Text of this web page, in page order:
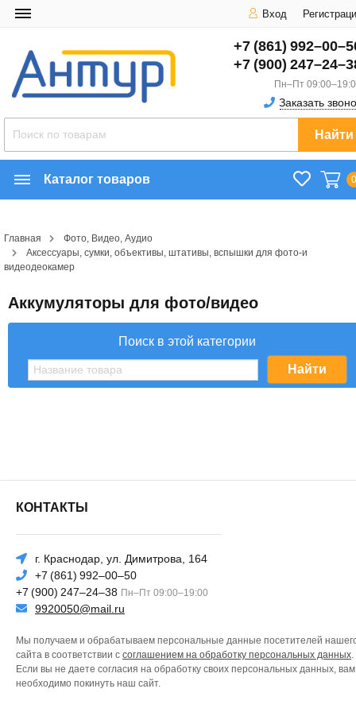
Вход
+7 (861)
+7 (900)
Пн–Пт
Заказать
Найти
Каталог товаров
Главная
Фото, Видео, Аудио
Аксессуары, сумки, объективы, штативы, вспышки для фото-и
видеодеокамер
Аккумуляторы для фото/видео
Поиск в этой категории
КОНТАКТЫ
г. Краснодар, ул. Димитрова, 164
+7 (861) 992–00–50
+7 (900) 247–24–38 Пн–Пт 09:00–19:00
9920050@mail.ru
Мы получаем и обрабатываем персональные данные посетителей
сайта в соответствии с соглашением на обработку персональных данных.
Если вы не даете согласия на обработку своих персональных данных, вам
необходимо покинуть наш сайт.